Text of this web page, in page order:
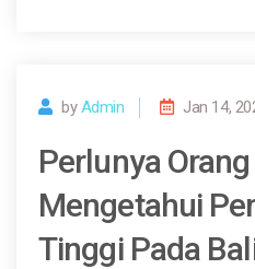
byAdmin Jan 14,
Perlunya
Mengetahui
Tinggi Pada